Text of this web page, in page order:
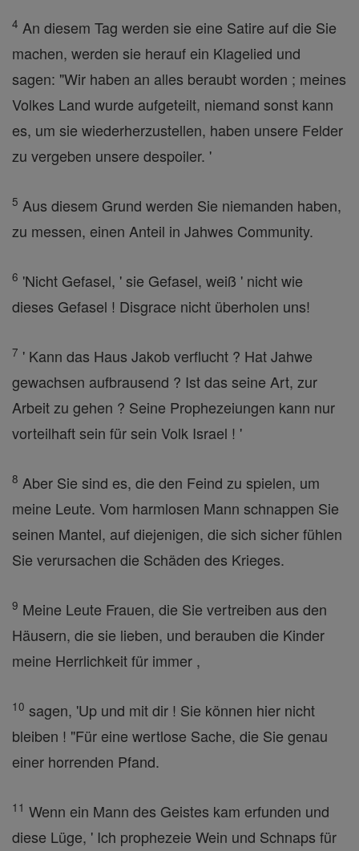
4 An diesem Tag werden sie eine Satire auf die Sie
machen, werden sie herauf ein Klagelied und
sagen: "Wir haben an alles beraubt worden ; meines
Volkes Land wurde aufgeteilt, niemand sonst kann
es, um sie wiederherzustellen, haben unsere Felder
zu vergeben unsere despoiler. '
5 Aus diesem Grund werden Sie niemanden haben,
zu messen, einen Anteil in Jahwes Community.
6 'Nicht Gefasel, ' sie Gefasel, weiß ' nicht wie
dieses Gefasel ! Disgrace nicht überholen uns!
7 ' Kann das Haus Jakob verflucht ? Hat Jahwe
gewachsen aufbrausend ? Ist das seine Art, zur
Arbeit zu gehen ? Seine Prophezeiungen kann nur
vorteilhaft sein für sein Volk Israel ! '
8 Aber Sie sind es, die den Feind zu spielen, um
meine Leute. Vom harmlosen Mann schnappen Sie
seinen Mantel, auf diejenigen, die sich sicher fühlen
Sie verursachen die Schäden des Krieges.
9 Meine Leute Frauen, die Sie vertreiben aus den
Häusern, die sie lieben, und berauben die Kinder
meine Herrlichkeit für immer ,
10 sagen, 'Up und mit dir ! Sie können hier nicht
bleiben ! "Für eine wertlose Sache, die Sie genau
einer horrenden Pfand.
11 Wenn ein Mann des Geistes kam erfunden und
diese Lüge, ' Ich prophezeie Wein und Schnaps für